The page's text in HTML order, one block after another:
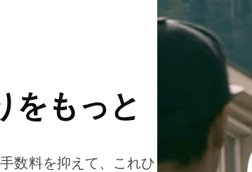
をもっと
数料を抑えて、これひ